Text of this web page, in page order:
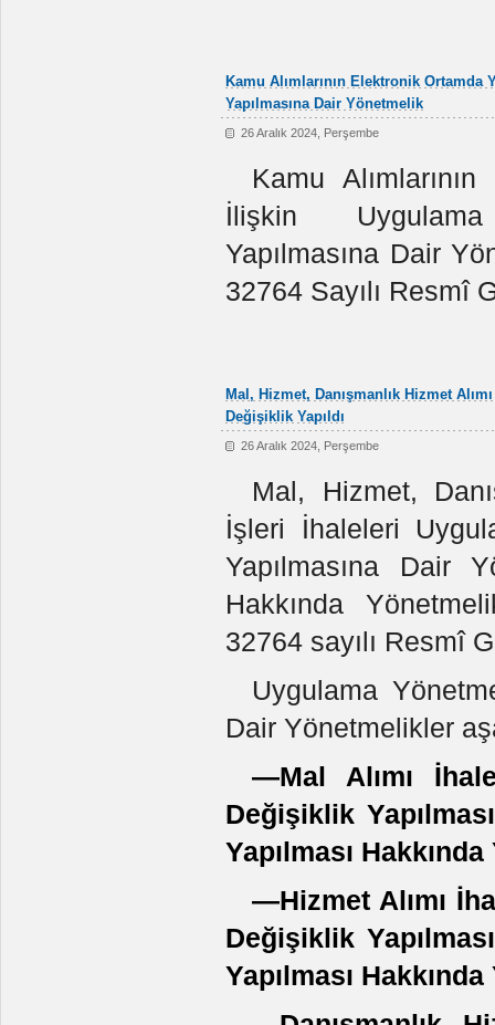
Kamu Alımlarının Elektronik
Yapılmasına Dair Yönetmelik
26 Aralık 2024, Perşembe
Kamu
İlişkin
Yapılmasına Dair
32764 Sayılı Resmî
Mal, Hizmet, Danışmanlık Hizmet
Değişiklik Yapıldı
26 Aralık 2024, Perşembe
Mal, Hizmet,
İşleri İhaleleri
Yapılmasına Dair
Hakkında
32764 sayılı Resmî
Uygulama
Dair Yönetmelikler
—Mal Alımı
Değişiklik
Yapılması
—Hizmet Alımı
Değişiklik
Yapılması